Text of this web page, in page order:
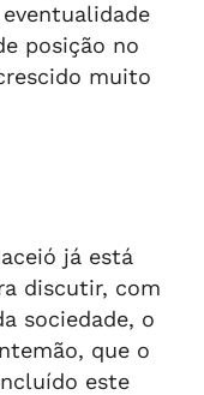
posição no
muito
já está
discutir, com
sociedade, o
que o
este